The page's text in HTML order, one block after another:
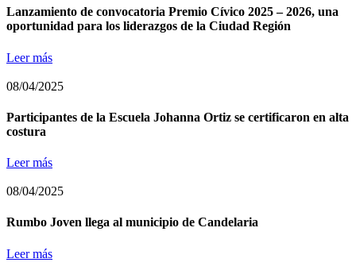
Lanzamiento de convocatoria Premio Cívico 2025 – 2026, una
oportunidad para los liderazgos de la Ciudad Región
Leer más
08/04/2025
Participantes de la Escuela Johanna Ortiz se certificaron en alta
costura
Leer más
08/04/2025
Rumbo Joven llega al municipio de Candelaria
Leer más